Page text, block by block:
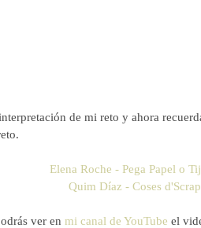
de mi reto y ahora
Elena Roche - Pega Papel o
Quim Díaz - Coses d'Scrap
ver en mi canal de YouTube el